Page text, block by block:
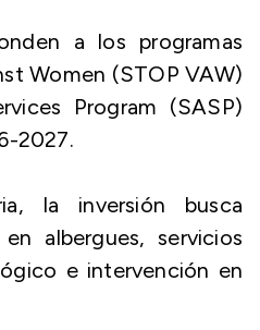
a los programas
Women (STOP VAW)
Program (SASP)
2027.
la inversión busca
albergues, servicios
e intervención en